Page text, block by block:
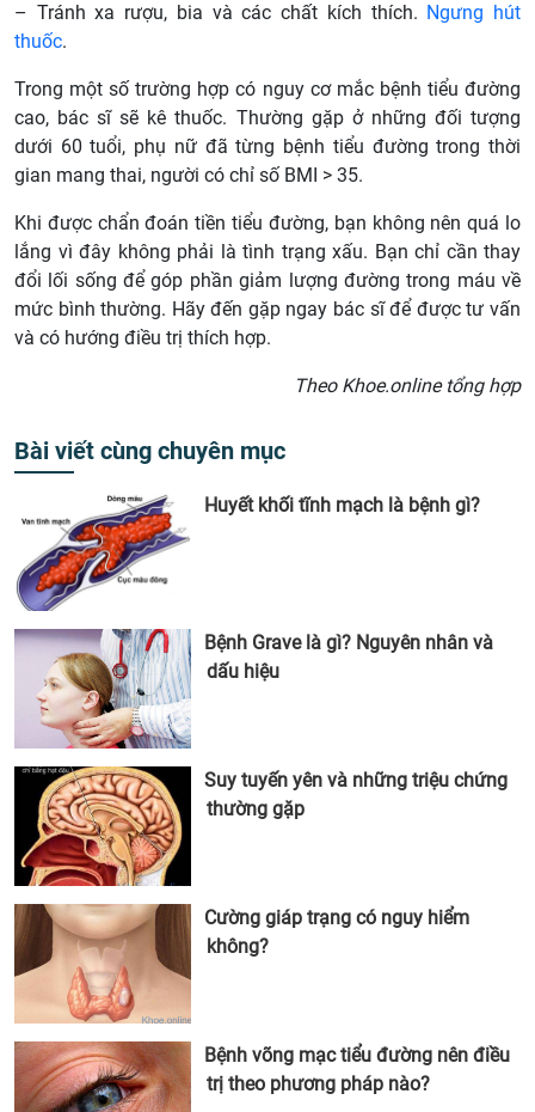
– Tránh xa rượu, bia và các chất kích thích. Ngưng hút
thuốc.
Trong một số trường hợp có nguy cơ mắc bệnh tiểu đường
cao, bác sĩ sẽ kê thuốc. Thường gặp ở những đối tượng
dưới 60 tuổi, phụ nữ đã từng bệnh tiểu đường trong thời
gian mang thai, người có chỉ số BMI > 35.
Khi được chẩn đoán tiền tiểu đường, bạn không nên quá lo
lắng vì đây không phải là tình trạng xấu. Bạn chỉ cần thay
đổi lối sống để góp phần giảm lượng đường trong máu về
mức bình thường. Hãy đến gặp ngay bác sĩ để được tư vấn
và có hướng điều trị thích hợp.
Theo Khoe.online tổng hợp
Bài viết cùng chuyên mục
Huyết khối tĩnh mạch là bệnh gì?
Bệnh Grave là gì? Nguyên nhân và
dấu hiệu
Suy tuyến yên và những triệu chứng
thường gặp
Cường giáp trạng có nguy hiểm
không?
Bệnh võng mạc tiểu đường nên điều
trị theo phương pháp nào?